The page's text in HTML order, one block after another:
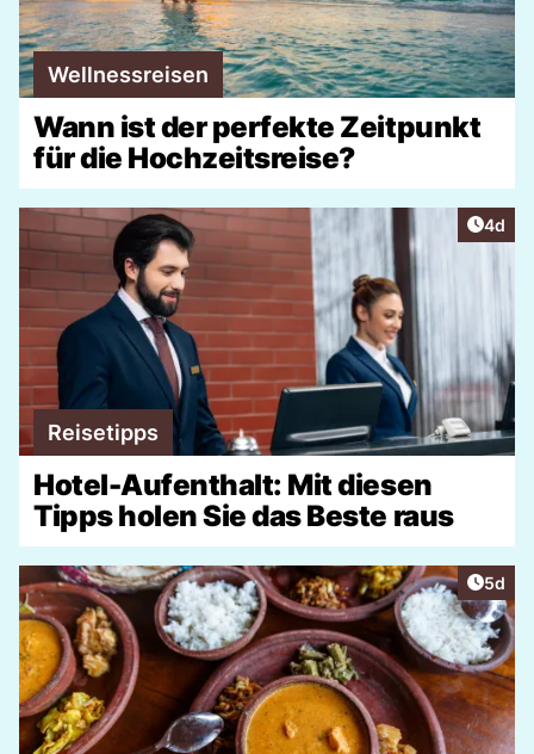
Wellnessreisen
Wann ist der perfekte Zeitpunkt
für die Hochzeitsreise?
4d
Reisetipps
Hotel-Aufenthalt: Mit diesen
Tipps holen Sie das Beste raus
5d